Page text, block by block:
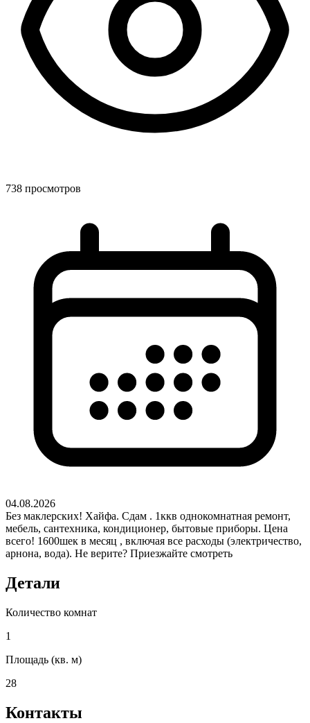
738 просмотров
04.08.2026
Без маклерских! Хайфа. Сдам . 1ккв однокомнатная ремонт,
мебель, сантехника, кондиционер, бытовые приборы. Цена
всего! 1600шек в месяц , включая все расходы (электричество,
арнона, вода). Не верите? Приезжайте смотреть
Детали
Количество комнат
1
Площадь (кв. м)
28
Контакты